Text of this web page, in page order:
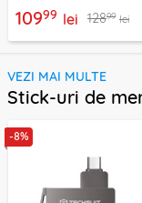
10999 lei 12899 lei
VEZI MAI MULTE
Stick-uri de
-8%